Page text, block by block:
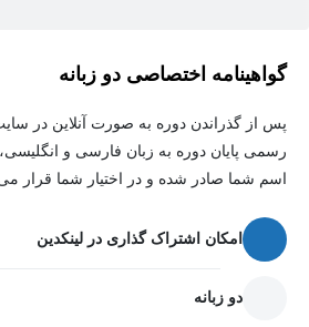
گواهینامه اختصاصی دو زبانه
پس از گذراندن دوره به صورت آنلاین در
رسمی پایان دوره به زبان فارسی و
اسم شما صادر شده و در اختیار شما قرار
امکان اشتراک گذاری در لینکدین
دو زبانه